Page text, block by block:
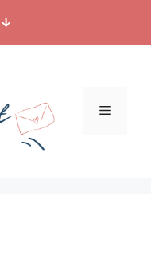
↓
Menü